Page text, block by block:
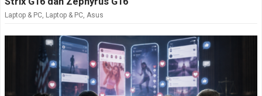
Laptop & PC Laptop & PC Asus